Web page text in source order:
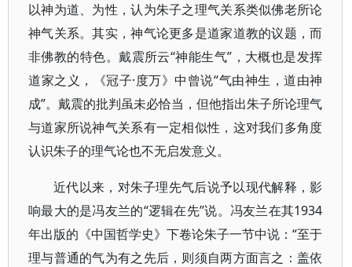
以神为道、为性，认为朱子之理气关系类似佛老所论
神气关系。其实，神气论更多是道家道教的议题，而
非佛教的特色。戴震所云“神能生气”，大概也是发挥
道家之义，《冠子·度万》中曾说“气由神生，道由神
成”。戴震的批判虽未必恰当，但他指出朱子所论理气
与道家所说神气关系有一定相似性，这对我们多角度
认识朱子的理气论也不无启发意义。
近代以来，对朱子理先气后说予以现代解释，影
响最大的是冯友兰的“逻辑在先”说。冯友兰在其1934
年出版的《中国哲学史》下卷论朱子一节中说：“至于
理与普通的气为有之先后，则须自两方面言之：盖依